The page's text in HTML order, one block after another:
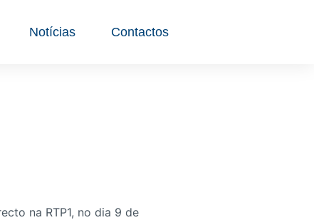
Notícias Contactos
na RTP1, no dia 9 de